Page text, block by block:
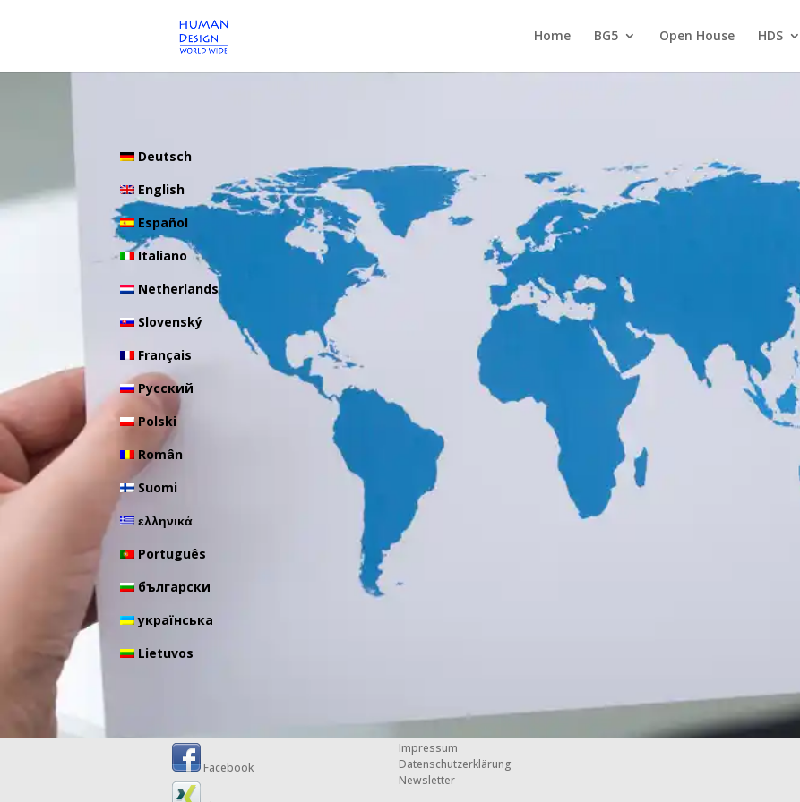
Home BG5 Open House HDS
Deutsch
English
Español
Italiano
Netherlands
Slovenský
Français
Pусский
Polski
Român
Suomi
ελληνικά
Português
български
українська
Lietuvos
Facebook
Impressum
Datenschutzerklärung
Newsletter